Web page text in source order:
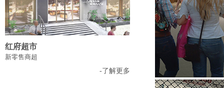
红府超市
新零售商超
-了解更多